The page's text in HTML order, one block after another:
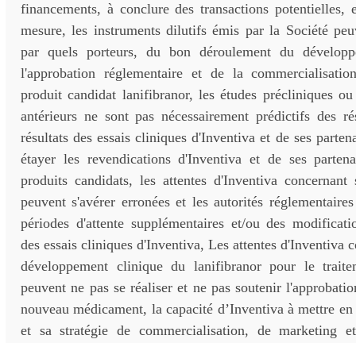
financements, à conclure des transactions potentielles,
mesure, les instruments dilutifs émis par la Société
par quels porteurs, du bon déroulement du
l'approbation réglementaire et de la
produit candidat lanifibranor, les études précliniques
antérieurs ne sont pas nécessairement prédictifs des
résultats des essais cliniques d'Inventiva et de ses
étayer les revendications d'Inventiva et de ses
produits candidats, les attentes d'Inventiva concernant
peuvent s'avérer erronées et les autorités
périodes d'attente supplémentaires et/ou des
des essais cliniques d'Inventiva, Les attentes d'Inventiva
développement clinique du lanifibranor pour le
peuvent ne pas se réaliser et ne pas soutenir
nouveau médicament, la capacité d’Inventiva à mettre
et sa stratégie de commercialisation, de marketing